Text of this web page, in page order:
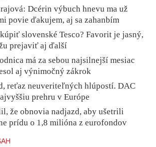
Dcérin výbuch hnevu ma už
povie ďakujem, aj sa zahanbím
slovenské Tesco? Favorit je jasný,
prejaviť aj ďalší
má za sebou najsilnejší mesiac
aj výnimočný zákrok
reťaz neuveriteľných hlúpostí. DAC
prehru v Európe
že obnovia nadjazd, aby ušetrili
prídu o 1,8 milióna z eurofondov